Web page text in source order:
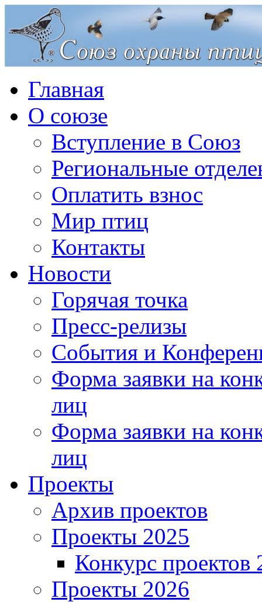
Главная
О союзе
Вступление в Союз
Региональные
Оплатить взнос
Мир птиц
Контакты
Новости
Горячая точка
Пресс-релизы
События и
Форма заявки на
лиц
Форма заявки на
лиц
Проекты
Архив проектов
Проекты 2025
Конкурс проектов
Проекты 2026